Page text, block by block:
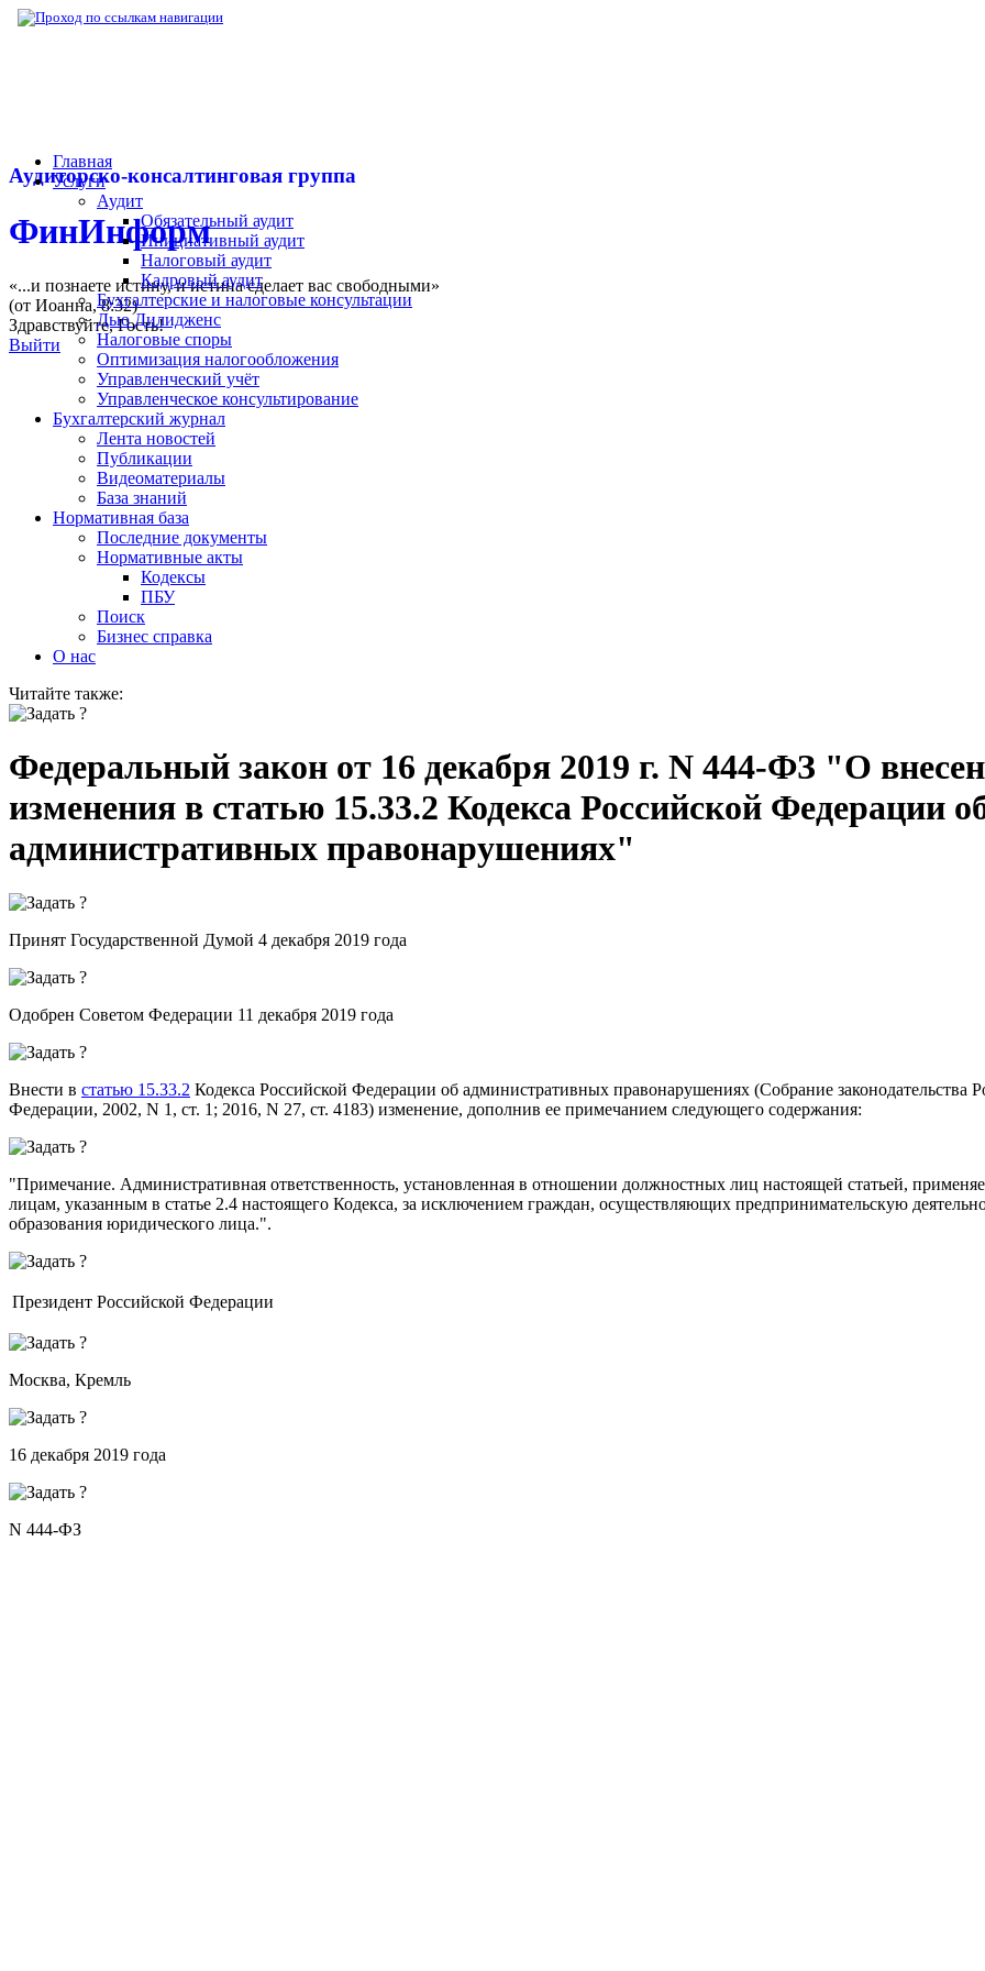
Аудиторско-консалтинговая группа
ФинИнформ
«...и познаете истину, и истина сделает вас свободными»
(от Иоанна, 8:32)
Здравствуйте,Гость!
Выйти
Главная
Услуги
Аудит
Обязательный аудит
Инициативный аудит
Налоговый аудит
Кадровый аудит
Бухгалтерские и налоговые консультации
Дью Дилидженс
Налоговые споры
Оптимизация налогообложения
Управленческий учёт
Управленческое консультирование
Бухгалтерский журнал
Лента новостей
Публикации
Видеоматериалы
База знаний
Нормативная база
Последние документы
Нормативные акты
Кодексы
ПБУ
Поиск
Бизнес справка
О нас
Читайте также:
Федеральный закон от 16 декабря 2019 г. N 444-ФЗ "О
изменения в статью 15.33.2 Кодекса Российской Федерации
административных правонарушениях"
Принят Государственной Думой 4 декабря 2019 года
Одобрен Советом Федерации 11 декабря 2019 года
Внести в статью 15.33.2 Кодекса Российской Федерации об административных правонарушениях (Собрание законодательства
Федерации, 2002, N 1, ст. 1; 2016, N 27, ст. 4183) изменение, дополнив ее примечанием следующего содержания:
"Примечание. Административная ответственность, установленная в отношении должностных лиц настоящей статьей,
лицам, указанным в статье 2.4 настоящего Кодекса, за исключением граждан, осуществляющих предпринимательскую
образования юридического лица.".
Президент Российской Федерации
Москва, Кремль
16 декабря 2019 года
N 444-ФЗ